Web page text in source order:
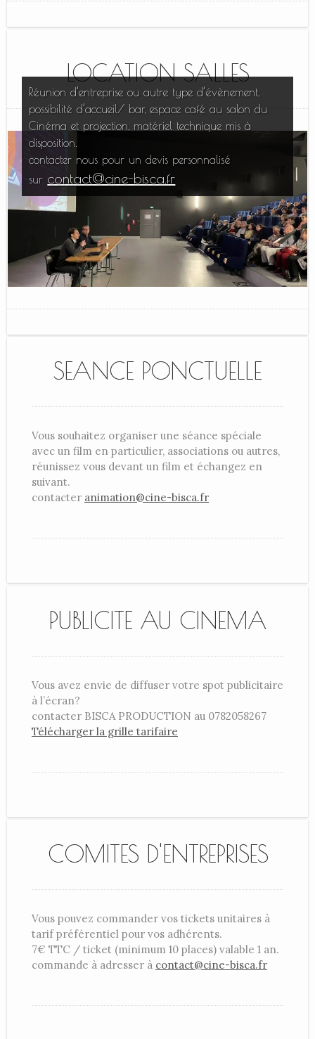
LOCATION SALLES
Réunion d’entreprise ou autre type d’évènement,
possibilité d’accueil/ bar, espace café au salon du
Cinéma et projection, matériel technique mis à
disposition.
contacter nous pour un devis personnalisé
sur contact@cine-bisca.fr
SEANCE PONCTUELLE
Vous souhaitez organiser une séance spéciale
avec un film en particulier, associations ou autres,
réunissez vous devant un film et échangez en
suivant.
contacter animation@cine-bisca.fr
PUBLICITE AU CINEMA
Vous avez envie de diffuser votre spot publicitaire
à l’écran?
contacter BISCA PRODUCTION au 0782058267
Télécharger la grille tarifaire
COMITES D'ENTREPRISES
Vous pouvez commander vos tickets unitaires à
tarif préférentiel pour vos adhérents.
7€ TTC / ticket (minimum 10 places) valable 1 an.
commande à adresser à contact@cine-bisca.fr